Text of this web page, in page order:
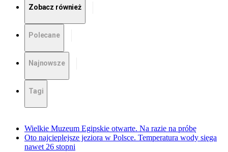
Zobacz również
Polecane
Najnowsze
Tagi
Wielkie Muzeum Egipskie otwarte. Na razie na próbę
Oto najcieplejsze jeziora w Polsce. Temperatura wody sięga
nawet 26 stopni